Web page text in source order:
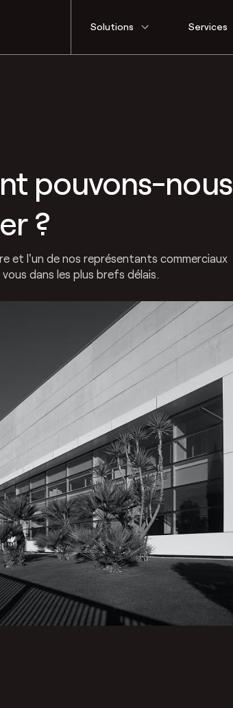
Solutions Services
pouvons-nous
?
et l'un de nos représentants commerciaux
dans les plus brefs délais.